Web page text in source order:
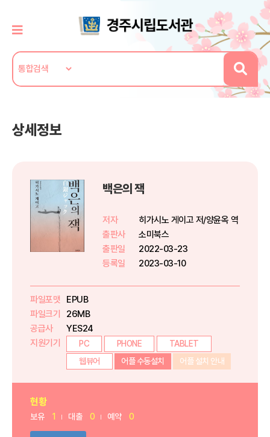
상세정보
백은의 잭
저자
히가시노 게이고 저/양윤옥 역
출판사
소미북스
출판일
2022-03-23
등록일
2023-03-10
파일포맷
EPUB
파일크기
26MB
공급사
YES24
지원기기
PC PHONE
TABLET
웹뷰어
어플 수동설치 어플 설치 안내
현황
보유 1 대출 0 예약 0